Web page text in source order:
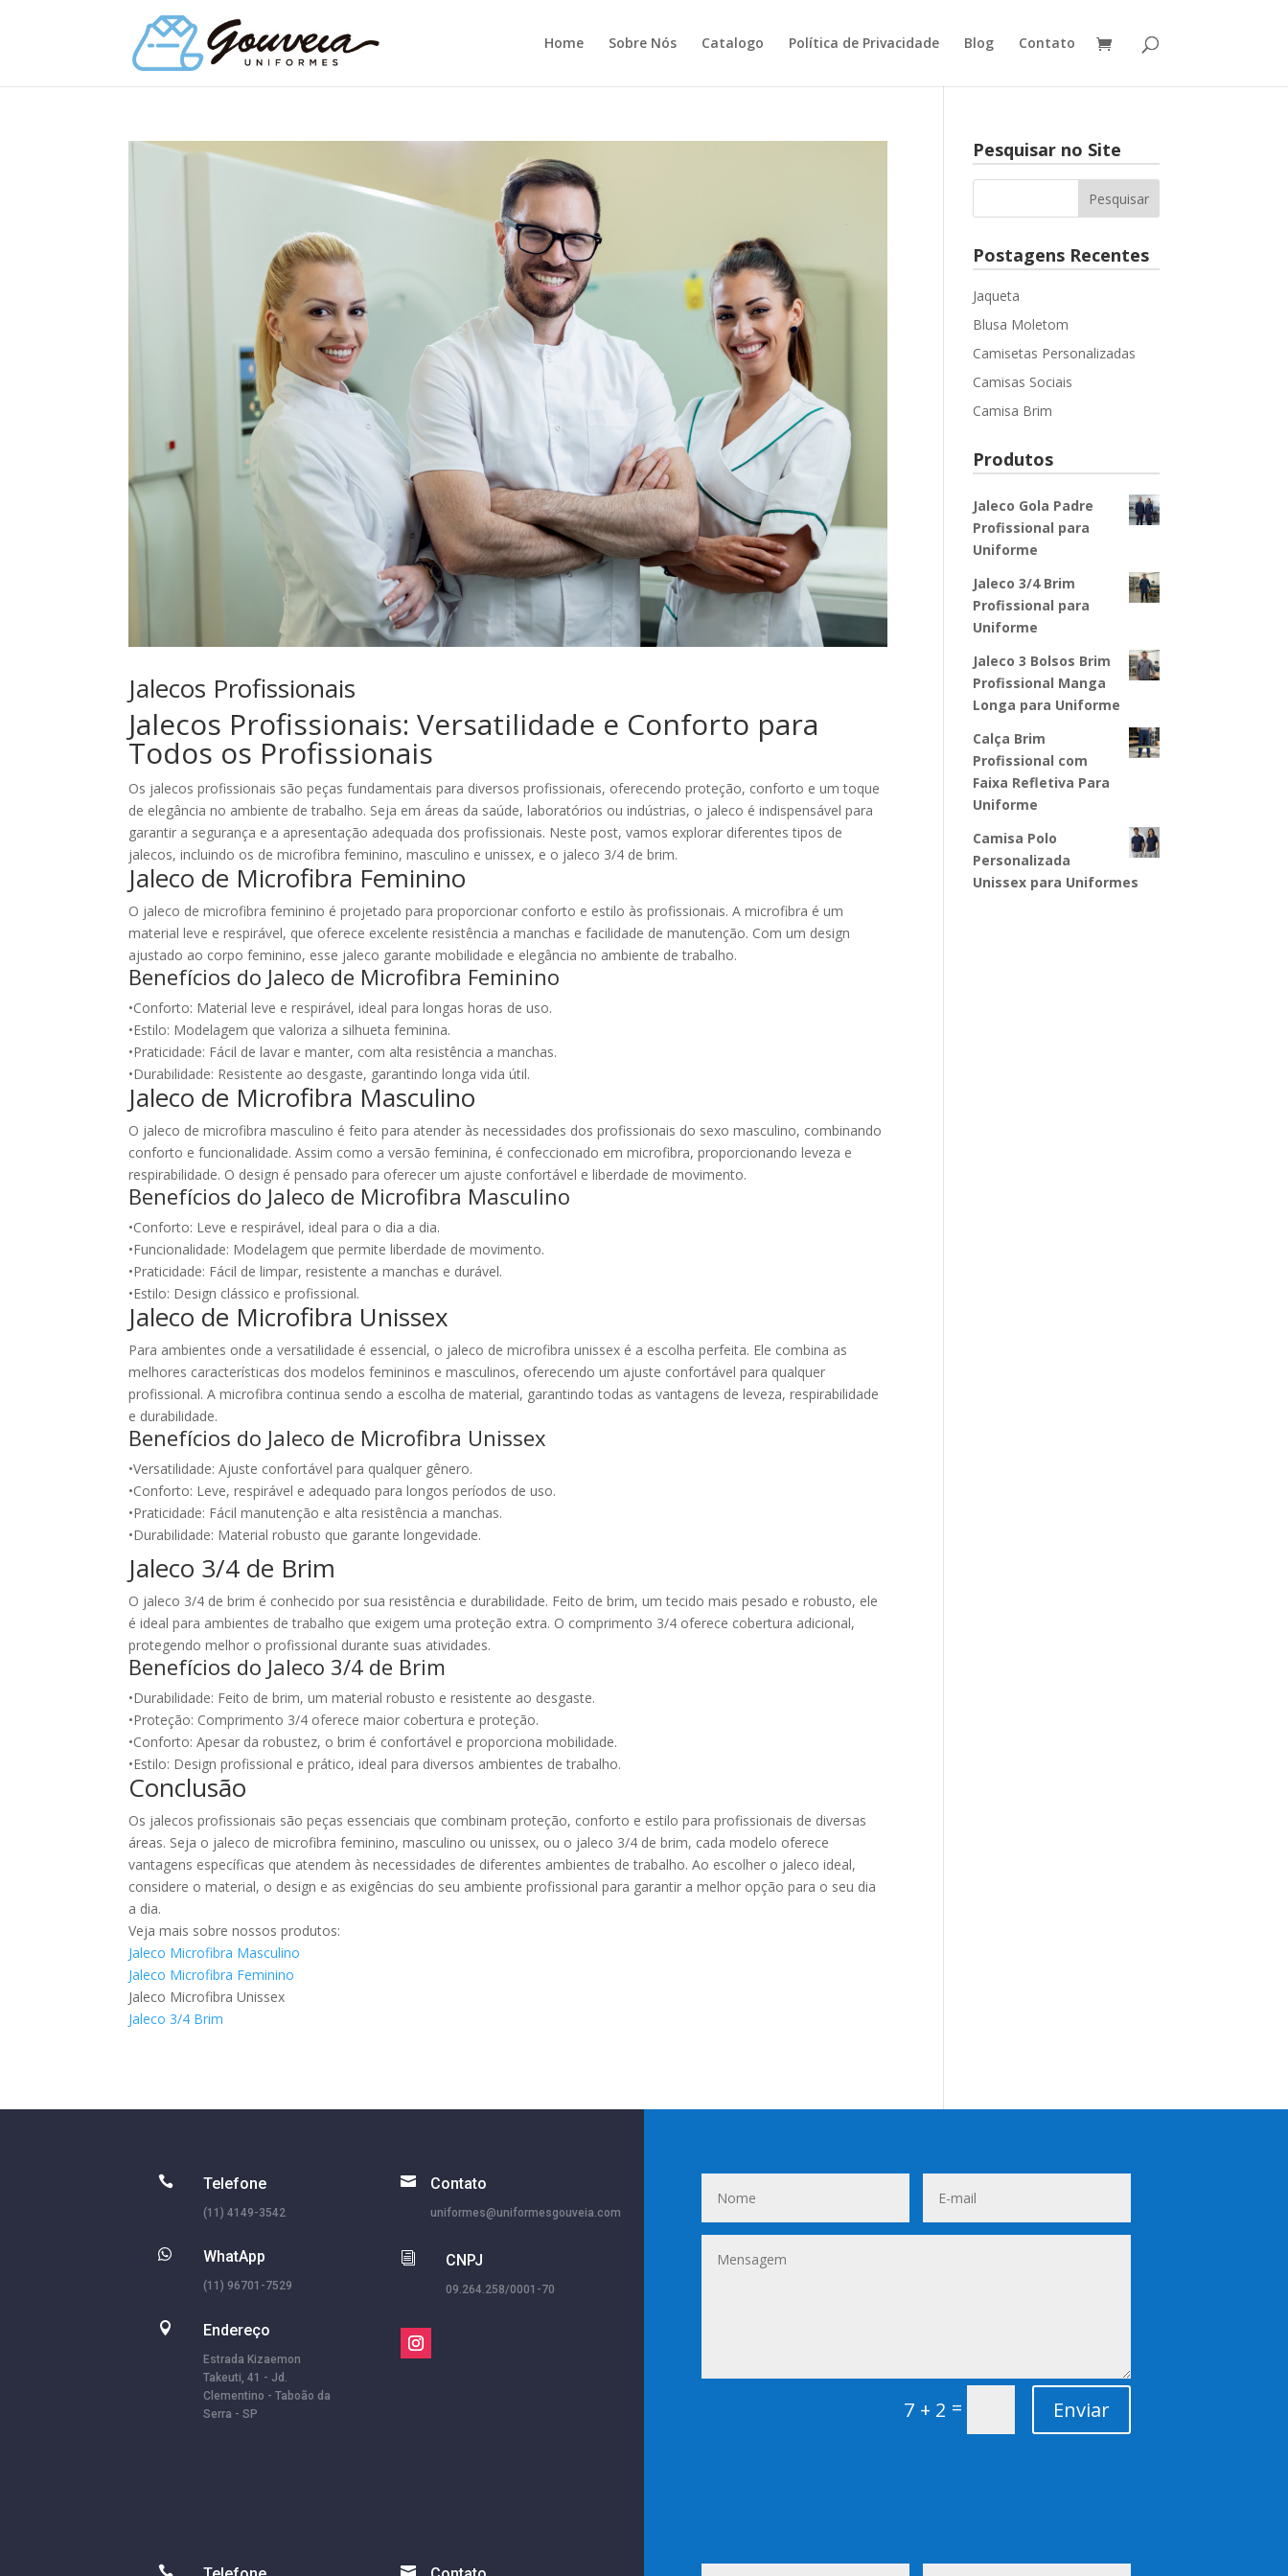
Home Sobre Nós Catalogo Política de Privacidade Blog Contato
Jalecos Profissionais
Jalecos Profissionais: Versatilidade e Conforto para
Todos os Profissionais
Os jalecos profissionais são peças fundamentais para diversos profissionais, oferecendo proteção, conforto e um toque
de elegância no ambiente de trabalho. Seja em áreas da saúde, laboratórios ou indústrias, o jaleco é indispensável para
garantir a segurança e a apresentação adequada dos profissionais. Neste post, vamos explorar diferentes tipos de
jalecos, incluindo os de microfibra feminino, masculino e unissex, e o jaleco 3/4 de brim.
Jaleco de Microfibra Feminino
O jaleco de microfibra feminino é projetado para proporcionar conforto e estilo às profissionais. A microfibra é um
material leve e respirável, que oferece excelente resistência a manchas e facilidade de manutenção. Com um design
ajustado ao corpo feminino, esse jaleco garante mobilidade e elegância no ambiente de trabalho.
Benefícios do Jaleco de Microfibra Feminino
•Conforto: Material leve e respirável, ideal para longas horas de uso.
•Estilo: Modelagem que valoriza a silhueta feminina.
•Praticidade: Fácil de lavar e manter, com alta resistência a manchas.
•Durabilidade: Resistente ao desgaste, garantindo longa vida útil.
Jaleco de Microfibra Masculino
O jaleco de microfibra masculino é feito para atender às necessidades dos profissionais do sexo masculino, combinando
conforto e funcionalidade. Assim como a versão feminina, é confeccionado em microfibra, proporcionando leveza e
respirabilidade. O design é pensado para oferecer um ajuste confortável e liberdade de movimento.
Benefícios do Jaleco de Microfibra Masculino
•Conforto: Leve e respirável, ideal para o dia a dia.
•Funcionalidade: Modelagem que permite liberdade de movimento.
•Praticidade: Fácil de limpar, resistente a manchas e durável.
•Estilo: Design clássico e profissional.
Jaleco de Microfibra Unissex
Para ambientes onde a versatilidade é essencial, o jaleco de microfibra unissex é a escolha perfeita. Ele combina as
melhores características dos modelos femininos e masculinos, oferecendo um ajuste confortável para qualquer
profissional. A microfibra continua sendo a escolha de material, garantindo todas as vantagens de leveza, respirabilidade
e durabilidade.
Benefícios do Jaleco de Microfibra Unissex
•Versatilidade: Ajuste confortável para qualquer gênero.
•Conforto: Leve, respirável e adequado para longos períodos de uso.
•Praticidade: Fácil manutenção e alta resistência a manchas.
•Durabilidade: Material robusto que garante longevidade.
Jaleco 3/4 de Brim
O jaleco 3/4 de brim é conhecido por sua resistência e durabilidade. Feito de brim, um tecido mais pesado e robusto, ele
é ideal para ambientes de trabalho que exigem uma proteção extra. O comprimento 3/4 oferece cobertura adicional,
protegendo melhor o profissional durante suas atividades.
Benefícios do Jaleco 3/4 de Brim
•Durabilidade: Feito de brim, um material robusto e resistente ao desgaste.
•Proteção: Comprimento 3/4 oferece maior cobertura e proteção.
•Conforto: Apesar da robustez, o brim é confortável e proporciona mobilidade.
•Estilo: Design profissional e prático, ideal para diversos ambientes de trabalho.
Conclusão
Os jalecos profissionais são peças essenciais que combinam proteção, conforto e estilo para profissionais de diversas
áreas. Seja o jaleco de microfibra feminino, masculino ou unissex, ou o jaleco 3/4 de brim, cada modelo oferece
vantagens específicas que atendem às necessidades de diferentes ambientes de trabalho. Ao escolher o jaleco ideal,
considere o material, o design e as exigências do seu ambiente profissional para garantir a melhor opção para o seu dia
a dia.
Veja mais sobre nossos produtos:
Jaleco Microfibra Masculino
Jaleco Microfibra Feminino
Jaleco Microfibra Unissex
Jaleco 3/4 Brim
Pesquisar no Site
Postagens Recentes
Jaqueta
Blusa Moletom
Camisetas Personalizadas
Camisas Sociais
Camisa Brim
Produtos
Jaleco Gola Padre
Profissional para
Uniforme
Jaleco 3/4 Brim
Profissional para
Uniforme
Jaleco 3 Bolsos Brim
Profissional Manga
Longa para Uniforme
Calça Brim
Profissional com
Faixa Refletiva Para
Uniforme
Camisa Polo
Personalizada
Unissex para Uniformes
 Telefone
(11) 4149-3542
 WhatApp
(11) 96701-7529
 Endereço
Estrada Kizaemon
Takeuti, 41 - Jd.
Clementino - Taboão da
Serra - SP
 Contato
uniformes@uniformesgouveia.com
i CNPJ
09.264.258/0001-70
7 + 2 = Enviar
 